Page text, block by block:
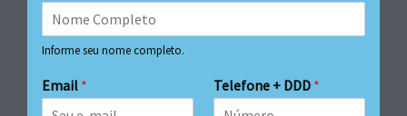
Informe seu nome completo.
Email * Telefone + DDD *